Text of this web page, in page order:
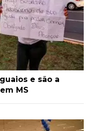
e são a
MS